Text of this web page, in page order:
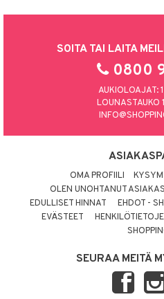
SOITA TAI LAITA
0800
AUKIOLOAJAT:
LOUNASTAUKO
OMA PROFIILI
OLEN UNOHTANUT
EDULLISET HINNAT
EHDOT -
EVÄSTEET
SEURAA MEITÄ